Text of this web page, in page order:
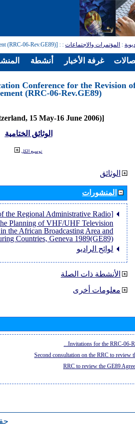
: المؤتمرات والاجتماعات:
: [Regional Radiocommunication Conference for the Revision of the GE89 Agreement (RRC-06-Rev.GE89)]
Conference for the Revision
(RRC-06-Rev.GE89)]
[(Geneva, Switzerland, 15 May-16 June 2006)]
الوثائق الختامية
توسيع الكل
الوثائق
المنشورات
the Regional Administrative Radio
Planning of VHF/UHF Television
the African Broadcasting Area and
Countries, Geneva 1989(GE89)]
لوائح الراديو
الأنشطة ذات الصلة
معلومات أخرى
Invitations for the RRC-06-
Second consultation on the RRC to review
RRC to review the GE89
أنشطة غرفة الأخبار